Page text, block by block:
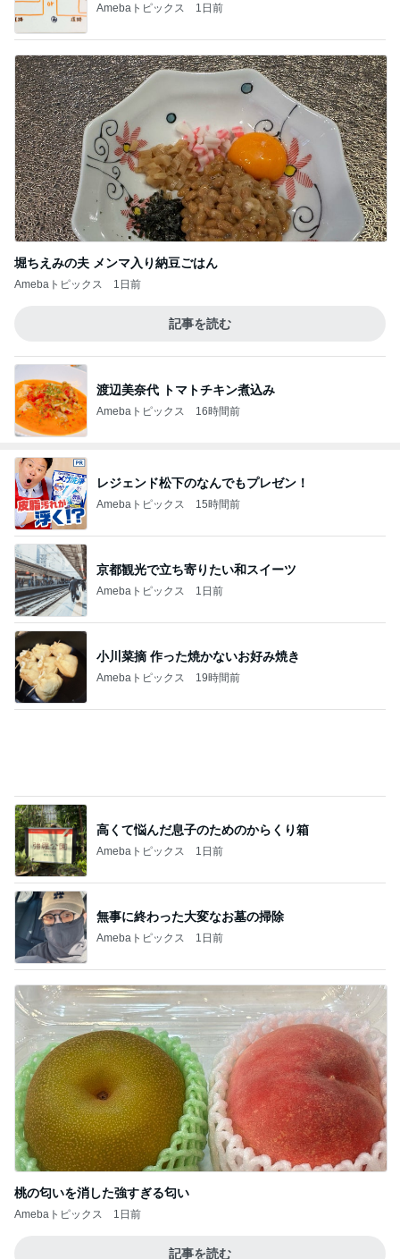
Amebaトピックス 1日前
堀ちえみの夫 メンマ入り納豆ごはん
Amebaトピックス 1日前
記事を読む
渡辺美奈代 トマトチキン煮込み
Amebaトピックス 16時間前
レジェンド松下のなんでもプレゼン！
Amebaトピックス 15時間前
京都観光で立ち寄りたい和スイーツ
Amebaトピックス 1日前
小川菜摘 作った焼かないお好み焼き
Amebaトピックス 19時間前
無事に終わった大変なお墓の掃除
Amebaトピックス 1日前
桃の匂いを消した強すぎる匂い
Amebaトピックス 1日前
記事を読む
Amebaトピックス 2日前